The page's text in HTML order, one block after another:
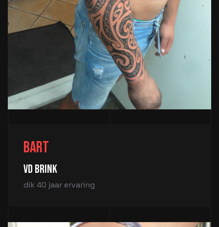
Bart
vd Brink
dik 40 jaar ervaring